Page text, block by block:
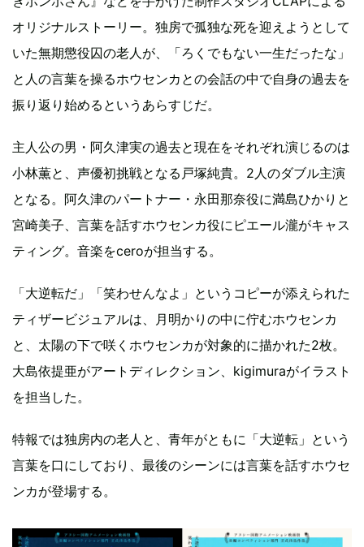
オリジナルストーリー。独房で孤独な死を迎えようとして
いた無期懲役囚の老人が、「ろくでもない一生だったな」
と人の言葉を操るホウセンカとの会話の中で自身の過去を
振り返り始めるというあらすじだ。
主人公の男・阿久津実の過去と現在をそれぞれ演じるのは
小林薫と、声優初挑戦となる戸塚純貴。2人のダブル主演
となる。阿久津のパートナー・永田那奈役に満島ひかりと
宮崎美子、言葉を話すホウセンカ役にピエール瀧がキャス
ティング。音楽をceroが担当する。
「大逆転だ」「笑わせんなよ」というコピーが添えられた
ティザービジュアルは、月明かりの中に佇むホウセンカ
と、太陽の下で咲くホウセンカが対象的に描かれた2枚。
大島依提亜がアートディレクション、kigimuraがイラスト
を担当した。
特報では独房内の老人と、青年がともに「大逆転」という
言葉を口にしており、最後のシーンには言葉を話すホウセ
ンカが登場する。